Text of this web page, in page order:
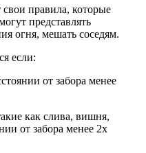
правила, которые
представлять
огня, мешать соседям.
если:
от забора менее
как слива, вишня,
от забора менее 2х